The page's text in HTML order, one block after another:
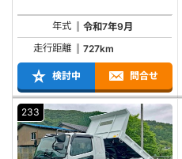
年式
令和7年9月
走行距離
727km
検討中 問合せ
233